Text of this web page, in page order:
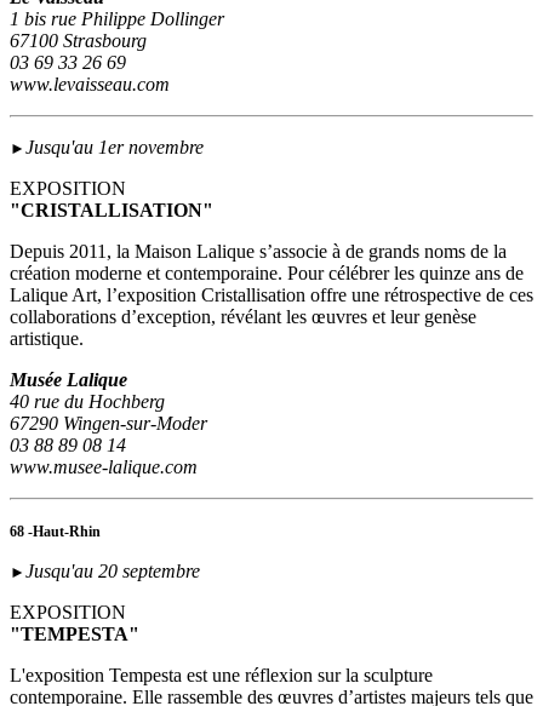
1 bis rue Philippe Dollinger
67100 Strasbourg
03 69 33 26 69
www.levaisseau.com
► Jusqu'au 1er novembre
EXPOSITION
"CRISTALLISATION"
Depuis 2011, la Maison Lalique s’associe à de grands noms de la
création moderne et contemporaine. Pour célébrer les quinze ans de
Lalique Art, l’exposition Cristallisation offre une rétrospective de ces
collaborations d’exception, révélant les œuvres et leur genèse
artistique.
Musée Lalique
40 rue du Hochberg
67290 Wingen-sur-Moder
03 88 89 08 14
www.musee-lalique.com
68 -Haut-Rhin
► Jusqu'au 20 septembre
EXPOSITION
"TEMPESTA"
L'exposition Tempesta est une réflexion sur la sculpture
contemporaine. Elle rassemble des œuvres d’artistes majeurs tels que